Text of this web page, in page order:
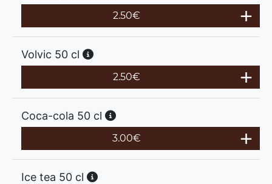
2.50€
Volvic 50 cl
2.50€
Coca-cola 50 cl
3.00€
Ice tea 50 cl